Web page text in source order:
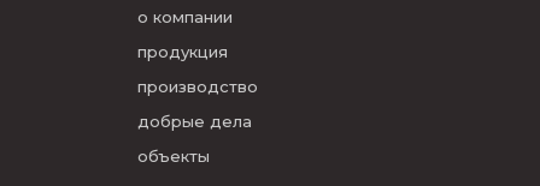
о компании
продукция
производство
добрые дела
объекты